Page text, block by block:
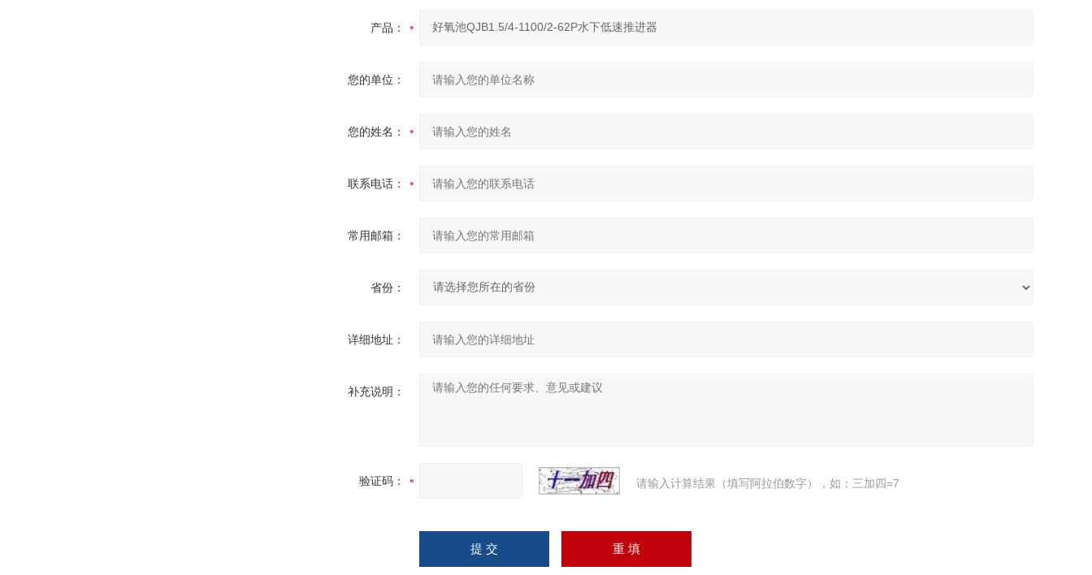
产品：
您的单位：
您的姓名：
联系电话：
常用邮箱：
省份：
详细地址：
补充说明：
验证码： 请输入计算结果（填写阿拉伯数字），如：三加四=7